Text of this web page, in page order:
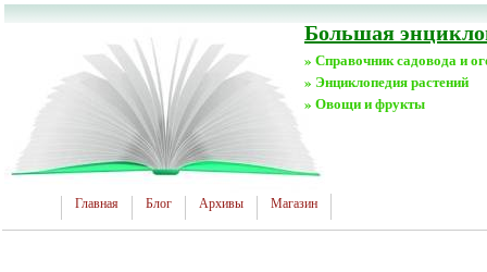
Большая
» Справочник садовода и
» Энциклопедия растений
» Овощи и фрукты
Главная Блог Архивы Магазин